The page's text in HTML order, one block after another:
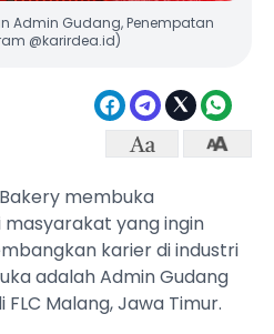
Admin Gudang, Penempatan
@karirdea.id)
membuka
yang ingin
karier di industri
adalah Admin Gudang
Malang, Jawa Timur.